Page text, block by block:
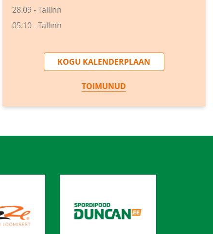
28.09 - Tallinn
05.10 - Tallinn
KOGU KALENDERPLAAN
TOIMUNUD